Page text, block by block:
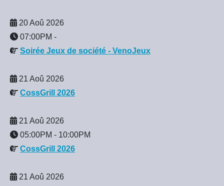
20 Aoû 2026
07:00PM -
Soirée Jeux de société - VenoJeux
21 Aoû 2026
CossGrill 2026
21 Aoû 2026
05:00PM - 10:00PM
CossGrill 2026
21 Aoû 2026